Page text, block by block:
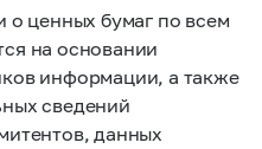
ценных бумаг по всем
на основании
информации, а также
сведений
данных